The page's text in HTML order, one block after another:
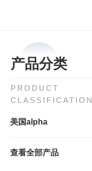
产品分类
PRODUCT
CLASSIFICATION
美国alpha
查看全部产品